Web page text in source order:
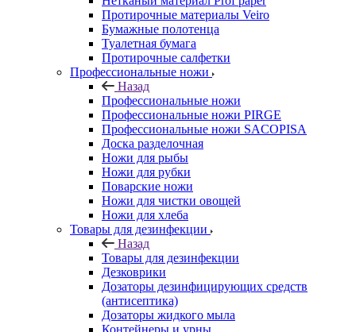
Протирочные материалы Veiro
Бумажные полотенца
Туалетная бумага
Протирочные салфетки
Профессиональные ножи
Назад
Профессиональные ножи
Профессиональные ножи PIRGE
Профессиональные ножи SACOPISA
Доска разделочная
Ножи для рыбы
Ножи для рубки
Поварские ножи
Ножи для чистки овощей
Ножи для хлеба
Товары для дезинфекции
Назад
Товары для дезинфекции
Дезковрики
Дозаторы дезинфицирующих средств
(антисептика)
Дозаторы жидкого мыла
Контейнеры и урны